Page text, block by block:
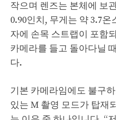
작으며 렌즈는 본체에 보
0.90인치, 무게는 약 3.7
자에 손목 스트랩이 포함
카메라를 들고 돌아다닐
다.
기본 카메라임에도 불구
있는 M 촬영 모드가 탑재